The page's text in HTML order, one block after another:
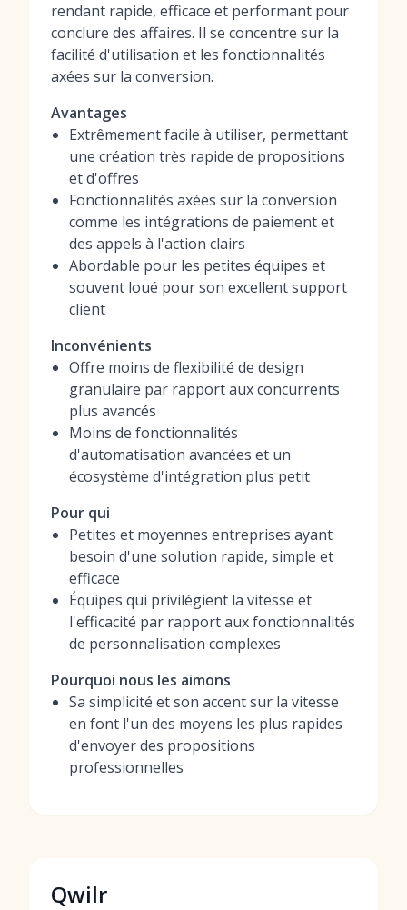
rendant rapide, efficace et performant pour
conclure des affaires. Il se concentre sur la
facilité d'utilisation et les fonctionnalités
axées sur la conversion.
Avantages
Extrêmement facile à utiliser, permettant
une création très rapide de propositions
et d'offres
Fonctionnalités axées sur la conversion
comme les intégrations de paiement et
des appels à l'action clairs
Abordable pour les petites équipes et
souvent loué pour son excellent support
client
Inconvénients
Offre moins de flexibilité de design
granulaire par rapport aux concurrents
plus avancés
Moins de fonctionnalités
d'automatisation avancées et un
écosystème d'intégration plus petit
Pour qui
Petites et moyennes entreprises ayant
besoin d'une solution rapide, simple et
efficace
Équipes qui privilégient la vitesse et
l'efficacité par rapport aux fonctionnalités
de personnalisation complexes
Pourquoi nous les aimons
Sa simplicité et son accent sur la vitesse
en font l'un des moyens les plus rapides
d'envoyer des propositions
professionnelles
Qwilr